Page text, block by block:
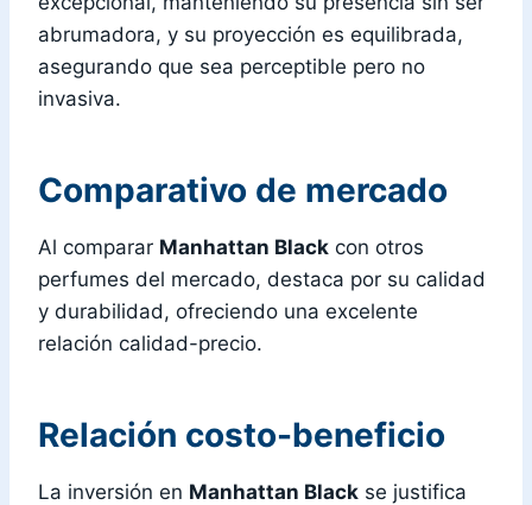
abrumadora, y su proyección es equilibrada,
asegurando que sea perceptible pero no
invasiva.
Comparativo de mercado
Al comparar Manhattan Black con otros
perfumes del mercado, destaca por su calidad
y durabilidad, ofreciendo una excelente
relación calidad-precio.
Relación costo-beneficio
La inversión en Manhattan Black se justifica